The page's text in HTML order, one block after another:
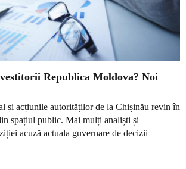
Republica Moldova? Noi
și acțiunile autorităților de la Chișinău revin în
spațiul public. Mai mulți analiști și
acuză actuala guvernare de decizii